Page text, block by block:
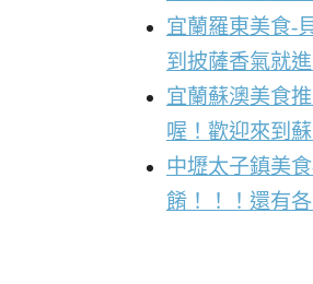
宜蘭羅東美食-
到披薩香氣就
宜蘭蘇澳美食
喔！歡迎來到
中壢太子鎮美
餚！！！還有